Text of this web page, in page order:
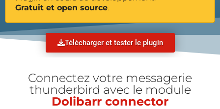
Gratuit et open source.
Télécharger et tester le plugin
Connectez votre messagerie
thunderbird avec le module
Dolibarr connector